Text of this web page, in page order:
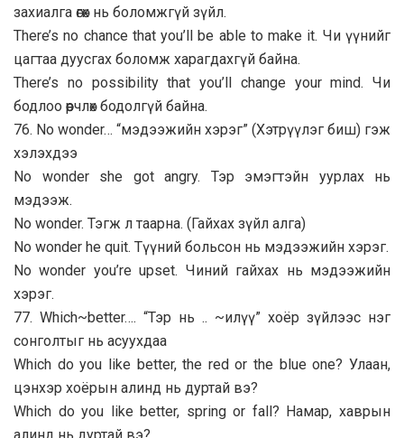
захиалга өгөх нь боломжгүй зүйл.
There’s no chance that you’ll be able to make it. Чи үүнийг
цагтаа дуусгах боломж харагдахгүй байна.
There’s no possibility that you’ll change your mind. Чи
бодлоо өөрчлөх бодолгүй байна.
76. No wonder… “мэдээжийн хэрэг” (Хэтрүүлэг биш) гэж
хэлэхдээ
No wonder she got angry. Тэр эмэгтэйн уурлах нь
мэдээж.
No wonder. Тэгж л таарна. (Гайхах зүйл алга)
No wonder he quit. Түүний больсон нь мэдээжийн хэрэг.
No wonder you’re upset. Чиний гайхах нь мэдээжийн
хэрэг.
77. Which~better…. “Тэр нь .. ~илүү” хоёр зүйлээс нэг
сонголтыг нь асуухдаа
Which do you like better, the red or the blue one? Улаан,
цэнхэр хоёрын алинд нь дуртай вэ?
Which do you like better, spring or fall? Намар, хаврын